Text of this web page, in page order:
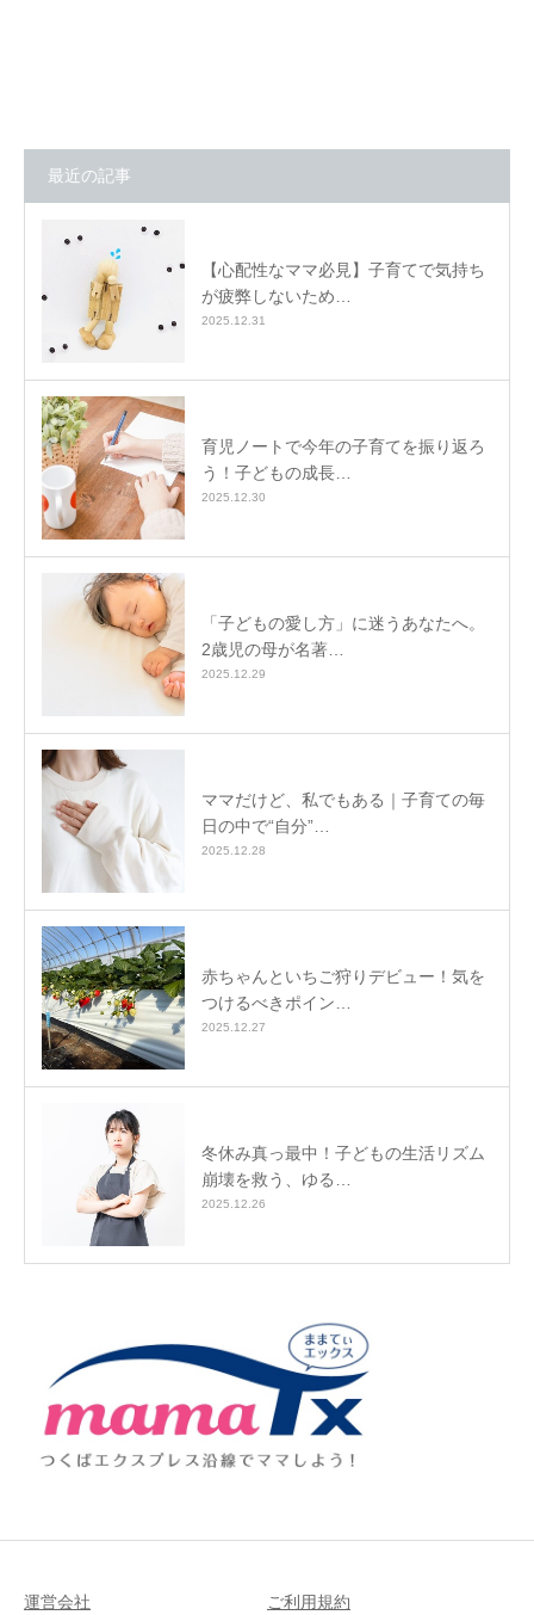
最近の記事
【心配性なママ必見】子育てで気持ち
が疲弊しないため…
2025.12.31
育児ノートで今年の子育てを振り返ろ
う！子どもの成長…
2025.12.30
「子どもの愛し方」に迷うあなたへ。
2歳児の母が名著…
2025.12.29
ママだけど、私でもある｜子育ての毎
日の中で“自分”…
2025.12.28
赤ちゃんといちご狩りデビュー！気を
つけるべきポイン…
2025.12.27
冬休み真っ最中！子どもの生活リズム
崩壊を救う、ゆる…
2025.12.26
運営会社 ご利用規約